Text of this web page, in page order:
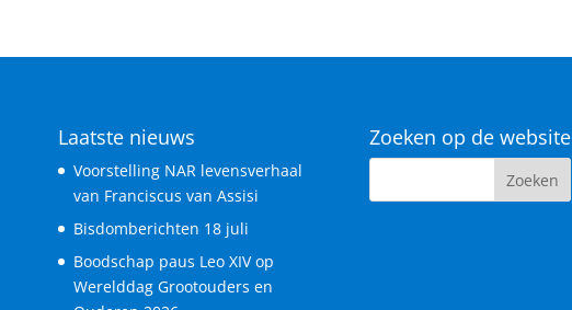
Laatste nieuws
Voorstelling NAR levensverhaal
van Franciscus van Assisi
Bisdomberichten 18 juli
Boodschap paus Leo XIV op
Werelddag Grootouders en
Zoeken op de website